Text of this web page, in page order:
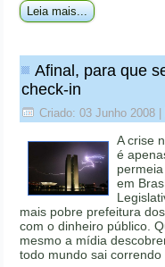
Leia mais...
Afinal, para que
check-in
Criado: 03 Junho 2008
A crise
é
em
mais pobre prefeitura
com o dinheiro público.
mesmo a mídia
todo mundo sai